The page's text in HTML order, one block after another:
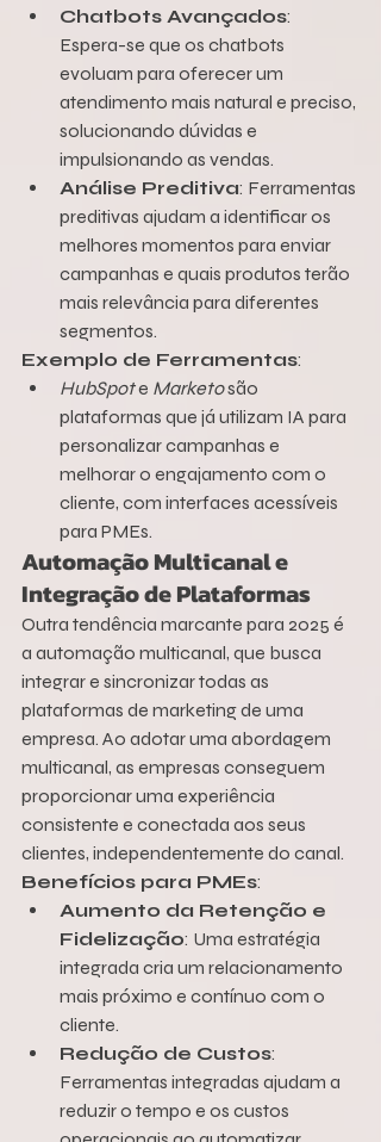
Chatbots Avançados:
Espera-se que os chatbots
evoluam para oferecer um
atendimento mais natural e preciso,
solucionando dúvidas e
impulsionando as vendas.
Análise Preditiva: Ferramentas
preditivas ajudam a identificar os
melhores momentos para enviar
campanhas e quais produtos terão
mais relevância para diferentes
segmentos.
Exemplo de Ferramentas:
HubSpot e Marketo são
plataformas que já utilizam IA para
personalizar campanhas e
melhorar o engajamento com o
cliente, com interfaces acessíveis
para PMEs.
Automação Multicanal e
Integração de Plataformas
Outra tendência marcante para 2025 é
a automação multicanal, que busca
integrar e sincronizar todas as
plataformas de marketing de uma
empresa. Ao adotar uma abordagem
multicanal, as empresas conseguem
proporcionar uma experiência
consistente e conectada aos seus
clientes, independentemente do canal.
Benefícios para PMEs:
Aumento da Retenção e
Fidelização: Uma estratégia
integrada cria um relacionamento
mais próximo e contínuo com o
cliente.
Redução de Custos:
Ferramentas integradas ajudam a
reduzir o tempo e os custos